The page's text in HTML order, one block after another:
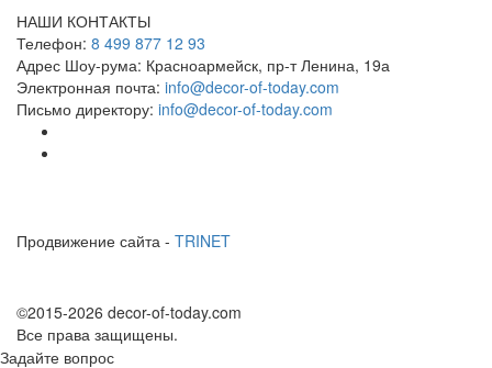
НАШИ КОНТАКТЫ
Телефон: 8 499 877 12 93
Адрес Шоу-рума: Красноармейск, пр-т Ленина, 19а
Электронная почта: info@decor-of-today.com
Письмо директору: info@decor-of-today.com
Продвижение сайта - TRINET
©2015-2026 decor-of-today.com
Все права защищены.
Задайте вопрос